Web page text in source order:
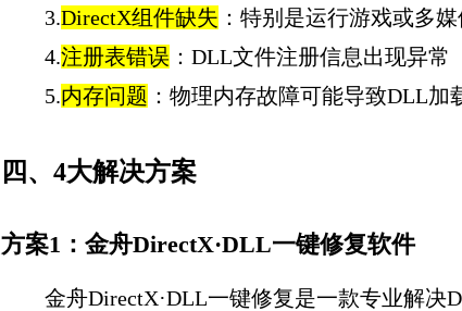
3.DirectX组件缺失 ：特别是运行游戏或多
4.注册表错误 ：DLL文件注册信息出现异常
5.内存问题 ：物理内存故障可能导致DLL加
四、4大解决方案
方案1：金舟DirectX·DLL一键修复软件
金舟DirectX·DLL一键修复是一款专业解